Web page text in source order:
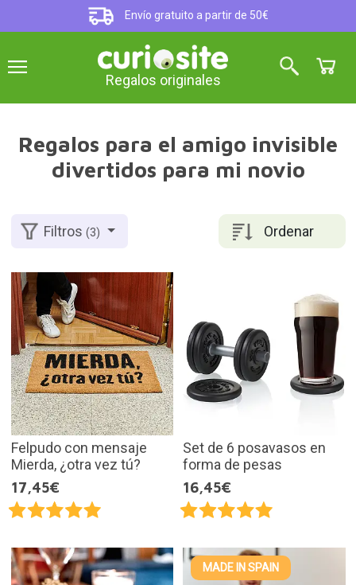
Envío gratuito a partir de 50€
Regalos originales
Regalos para el amigo invisible
divertidos para mi novio
Ordenar
Filtros(3)
Felpudo con mensaje
Mierda, ¿otra vez tú?
17,45€
Set de 6 posavasos en
forma de pesas
16,45€
MADE IN SPAIN